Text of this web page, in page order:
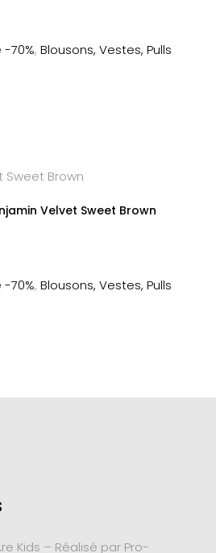
-70%,Blousons, Vestes, Pulls
Velvet Sweet Brown
-70%,Blousons, Vestes, Pulls
Kids – Réalisé par Pro-